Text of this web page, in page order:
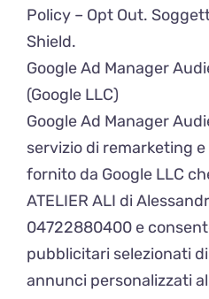
Policy – Opt Out.
Shield.
Google Ad Manager
(Google LLC)
Google Ad Manager
servizio di remarketing
fornito da Google LLC
ATELIER ALI di
04722880400 e
pubblicitari selezionati
annunci personalizzati